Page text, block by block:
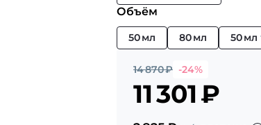
Объём
50 мл 80 мл 50 мл
14 870₽ -24%
11 301₽